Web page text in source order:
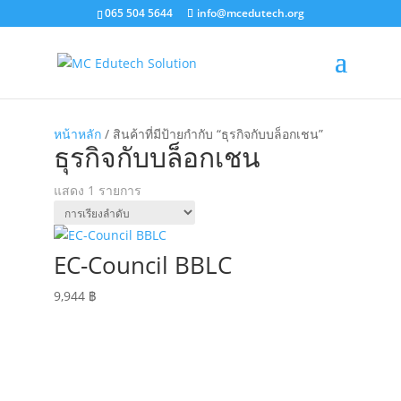
065 504 5644 info@mcedutech.org
หน้าหลัก/ สินค้าที่มีป้ายกำกับ “ธุรกิจกับบล็อกเชน”
ธุรกิจกับบล็อกเชน
แสดง 1 รายการ
EC-Council BBLC
9,944 ฿